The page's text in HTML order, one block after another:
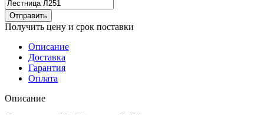
Отправить
Получить цену и срок поставки
Описание
Доставка
Гарантия
Оплата
Описание